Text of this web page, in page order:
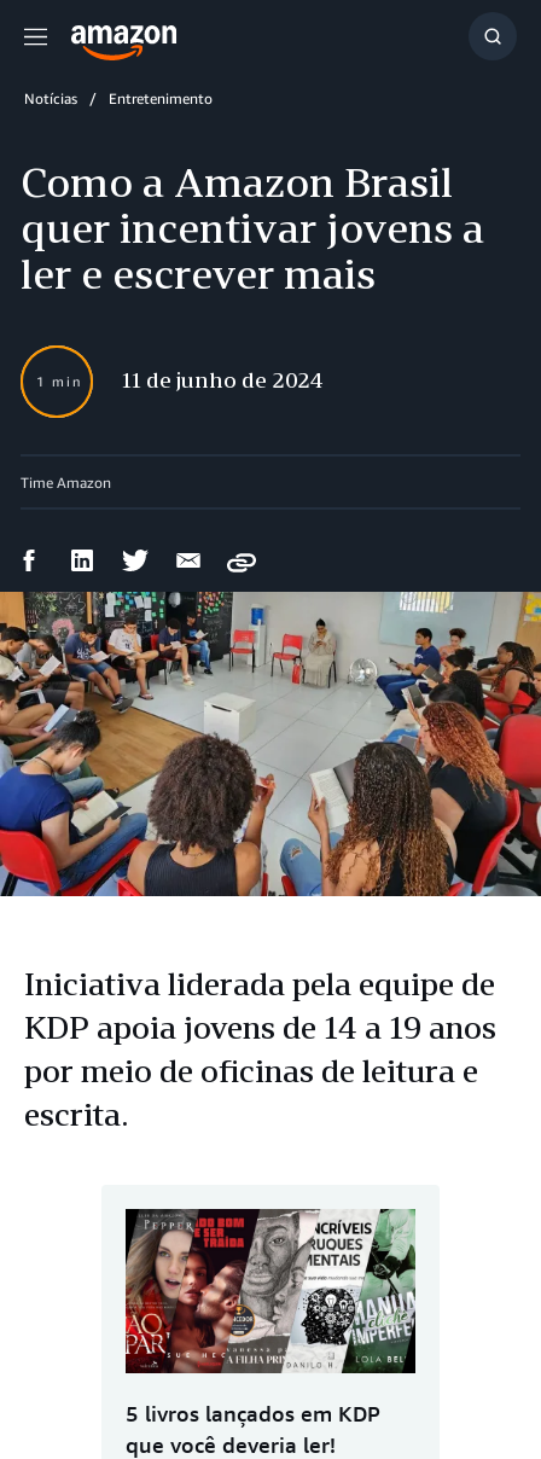
Menu
Notícias Entretenimento
Como a Amazon Brasil
quer incentivar jovens a
ler e escrever mais
1 min 11 de junho de 2024
Time Amazon
Compartilhar
Facebook
Compartilhar
LinkedIn
Compartilhar
Twitter
Compartilhar
e-
mail
Copy
Iniciativa liderada pela equipe de
KDP apoia jovens de 14 a 19 anos
por meio de oficinas de leitura e
escrita.
5 livros lançados em KDP
que você deveria ler!